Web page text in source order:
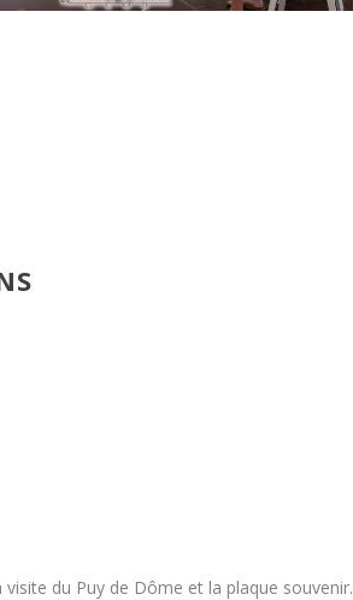
du Puy de Dôme et la plaque souvenir.